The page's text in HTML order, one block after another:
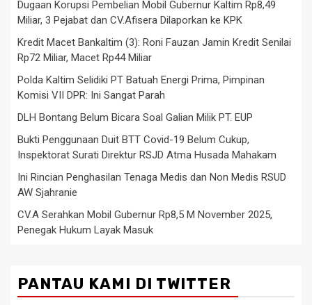
Dugaan Korupsi Pembelian Mobil Gubernur Kaltim Rp8,49
Miliar, 3 Pejabat dan CV.Afisera Dilaporkan ke KPK
Kredit Macet Bankaltim (3): Roni Fauzan Jamin Kredit Senilai
Rp72 Miliar, Macet Rp44 Miliar
Polda Kaltim Selidiki PT Batuah Energi Prima, Pimpinan
Komisi VII DPR: Ini Sangat Parah
DLH Bontang Belum Bicara Soal Galian Milik PT. EUP
Bukti Penggunaan Duit BTT Covid-19 Belum Cukup,
Inspektorat Surati Direktur RSJD Atma Husada Mahakam
Ini Rincian Penghasilan Tenaga Medis dan Non Medis RSUD
AW Sjahranie
CV.A Serahkan Mobil Gubernur Rp8,5 M November 2025,
Penegak Hukum Layak Masuk
PANTAU KAMI DI TWITTER